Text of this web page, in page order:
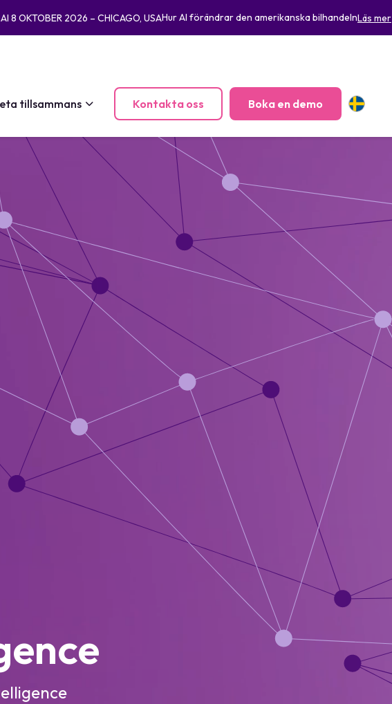
8 OKTOBER 2026 – CHICAGO, USAHur AI förändrar den amerikanska bilhandelnLäs mer
tillsammans Kontakta oss Boka en demo